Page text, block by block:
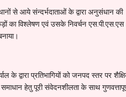
से आये संन्दर्भदाताओं के द्वारा अनुसंधान की
का विश्लेषण एवं उसके निवर्चन एस.पी.एस.एस
के द्वारा प्रतिभागियों को जनपद स्तर पर
हेतु पूरी संवेदनशीलता के साथ